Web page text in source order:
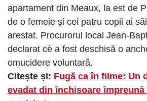
apartament din Meaux, la est de
de o femeie și cei patru copii ai
arestat. Procurorul local Jean-
declarat cè a fost deschisă o
omucidere voluntară.
Citește și: Fugă ca în filme: Un
evadat din închisoare